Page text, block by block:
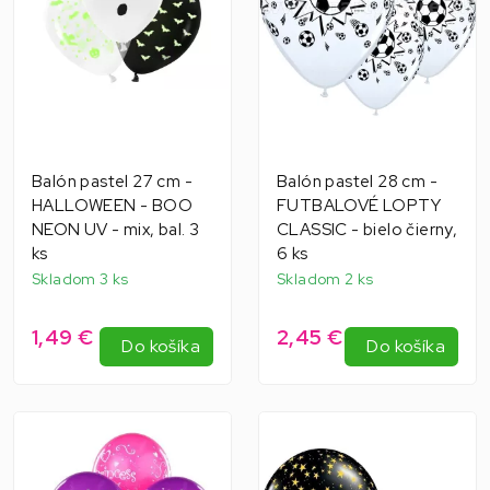
Balón pastel 27 cm -
HALLOWEEN - BOO
NEON UV - mix, bal. 3
ks
Skladom 3 ks
1,49 € Do košíka
Balón pastel 28 cm -
FUTBALOVÉ LOPTY
CLASSIC - bielo čierny,
6 ks
Skladom 2 ks
2,45 € Do košíka